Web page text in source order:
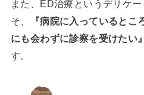
また、ED治療というデリケ
そ、
『病院に入っていると
にも会わずに診察を受けたい』
す。